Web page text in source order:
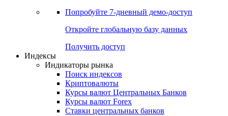
Попробуйте 7-дневный демо-доступ
Откройте глобальную базу данных
Получить доступ
Индексы
Индикаторы рынка
Поиск индексов
Криптовалюты
Курсы валют Центральных Банков
Курсы валют Forex
Ставки центральных банков